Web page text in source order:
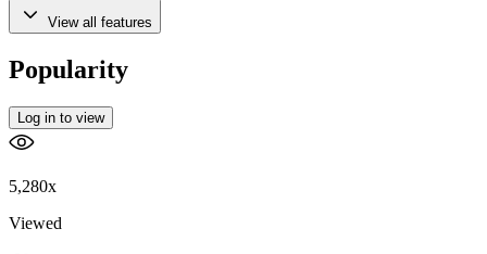
View all features
Popularity
Log in to view
5,280x
Viewed